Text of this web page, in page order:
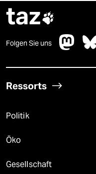
taz
Folgen Sie uns
Ressorts
Politik
Öko
Gesellschaft